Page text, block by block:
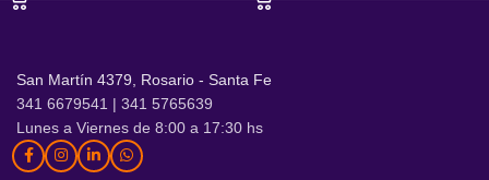
San Martín 4379, Rosario - Santa Fe
341 6679541 | 341 5765639
Lunes a Viernes de 8:00 a 17:30 hs